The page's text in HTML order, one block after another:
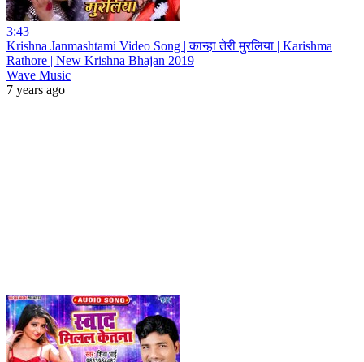
3:43
Krishna Janmashtami Video Song | कान्हा तेरी मुरलिया | Karishma
Rathore | New Krishna Bhajan 2019
Wave Music
7 years ago